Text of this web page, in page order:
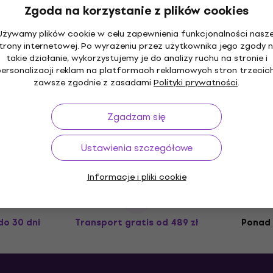
Zgoda na korzystanie z plików cookies
plików cookie w celu zapewnienia funkcjonalności
internetowej. Po wyrażeniu przez użytkownika jego zgody
takie działanie, wykorzystujemy je do analizy ruchu na stronie i
reklam na platformach reklamowych stron
zawsze zgodnie z zasadami Polityki prywatności.
Zgadzam się
Ustawienia szczegółowe
Informacje i pliki cookie
4,5/5
14,7 zł
Na magazynie
Soundking CA 133 Złącze XLR
Złącze XLR
6,69 zł
Na magazynie
30 dni Transport gratis od 489 zł